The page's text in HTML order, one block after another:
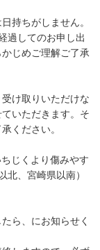
持ちがしません。
過してのお申し出
じめご理解ご了承
け取りいただけな
いただきます。そ
ください。
じくより傷みやす
北、宮崎県以南）
ら、にお知らせく